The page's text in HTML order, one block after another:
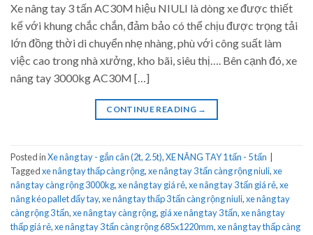
Xe nâng tay 3 tấn AC30M hiệu NIULI là dòng xe được thiết
kế với khung chắc chắn, đảm bảo có thể chịu được trọng tải
lớn đồng thời di chuyển nhẹ nhàng, phù với công suất làm
việc cao trong nhà xưởng, kho bãi, siêu thị…. Bên cạnh đó, xe
nâng tay 3000kg AC30M […]
CONTINUE READING →
Posted inXe nâng tay - gắn cân (2t, 2.5t),XE NÂNG TAY 1 tấn - 5 tấn
Taggedxe nâng tay thấp càng rộng,xe nâng tay 3 tấn càng rộng niuli,xe
nâng tay càng rộng 3000kg,xe nâng tay giá rẻ,xe nâng tay 3 tấn giá rẻ,xe
nâng kéo pallet đẩy tay,xe nâng tay thấp 3 tấn càng rộng niuli,xe nâng tay
càng rộng 3 tấn,xe nâng tay càng rộng, giá xe nâng tay 3 tấn,xe nâng tay
thấp giá rẻ,xe nâng tay 3 tấn càng rộng 685x1220mm,xe nâng tay thấp càng